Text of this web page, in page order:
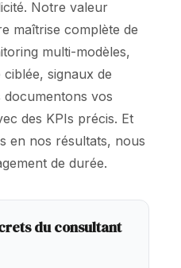
Notre valeur
maîtrise complète de
multi-modèles,
signaux de
vos
des KPIs précis. Et
en nos résultats, nous
de durée.
du consultant